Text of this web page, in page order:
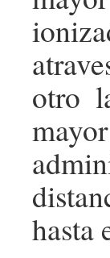
otro
hasta